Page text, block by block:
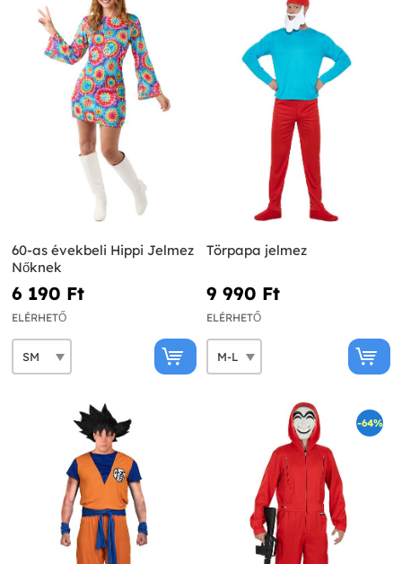
60-as évekbeli Hippi Jelmez
Nőknek
6 190 Ft‎
ELÉRHETŐ
Törpapa jelmez
9 990 Ft‎
ELÉRHETŐ
-64%